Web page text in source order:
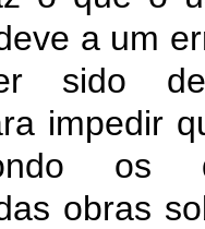
a um
sido
impedir
os
obras